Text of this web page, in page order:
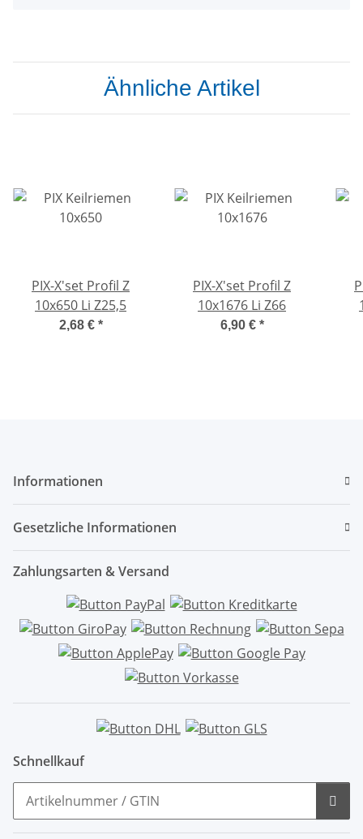
Ähnliche Artikel
PIX-X'set Profil Z
10x650 Li Z25,5
2,68 € *
PIX-X'set Profil Z
10x1676 Li Z66
6,90 € *
Informationen
Gesetzliche Informationen
Zahlungsarten & Versand
Schnellkauf